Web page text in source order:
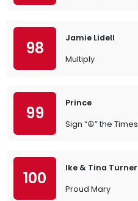
98
Jamie Lidell
Multiply
99
Prince
Sign “☮︎” the Times
100
Ike & Tina Turner
Proud Mary